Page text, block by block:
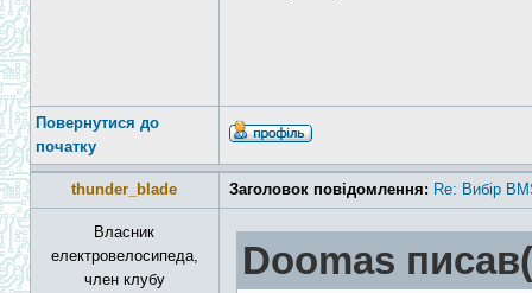
Повернутися до
початку
thunder_blade Заголовок повідомлення: Re: Вибір
Власник
електровелосипеда,
член клубу
Doomas